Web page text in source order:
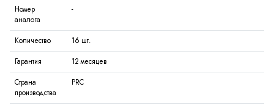
Номер
аналога
-
Количество 16 шт.
Гарантия 12 месяцев
Страна
производства
PRC